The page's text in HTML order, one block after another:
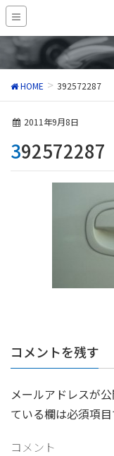
HOME 392572287
2011年9月8日
392572287
コメントを残す
メールアドレスが
ている欄は必須項
コメント